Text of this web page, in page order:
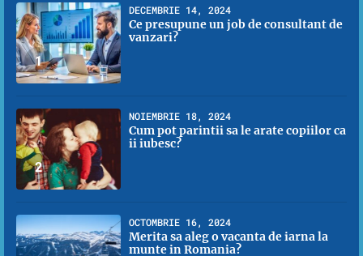
1
DECEMBRIE 14, 2024
Ce presupune un job de consultant de
vanzari?
2
NOIEMBRIE 18, 2024
Cum pot parintii sa le arate copiilor ca
ii iubesc?
OCTOMBRIE 16, 2024
Merita sa aleg o vacanta de iarna la
munte in Romania?